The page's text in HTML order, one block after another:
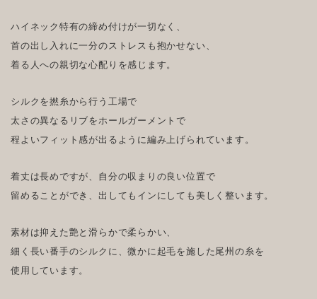
ハイネック特有の締め付けが一切なく、
首の出し入れに一分のストレスも抱かせない、
着る人への親切な心配りを感じます。
シルクを撚糸から行う工場で
太さの異なるリブをホールガーメントで
程よいフィット感が出るように編み上げられています。
着丈は長めですが、自分の収まりの良い位置で
留めることができ、出してもインにしても美しく整います。
素材は抑えた艶と滑らかで柔らかい、
細く長い番手のシルクに、微かに起毛を施した尾州の糸を
使用しています。